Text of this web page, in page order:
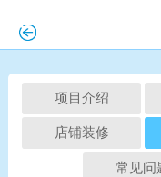
项目介绍
店铺装修
常见问